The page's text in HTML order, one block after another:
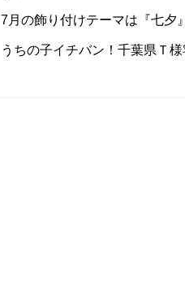
7月の飾り付けテーマは『七夕』
うちの子イチバン！千葉県Ｔ様